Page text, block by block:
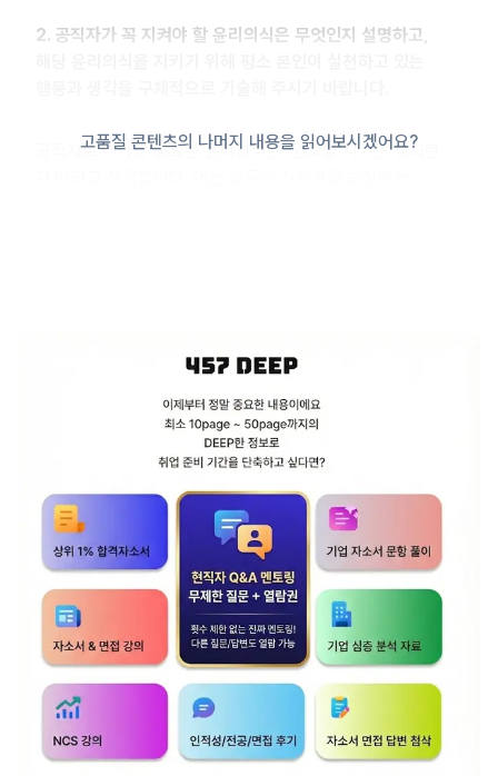
2. 공직자가 꼭 지켜야 할 윤리의식은 무엇인지 설명하고,
공직자로서 가장 중요한 윤리의식은 ‘원칙을 지키는 정직한
고품질 콘텐츠의 나머지 내용을 읽어보시겠어요?